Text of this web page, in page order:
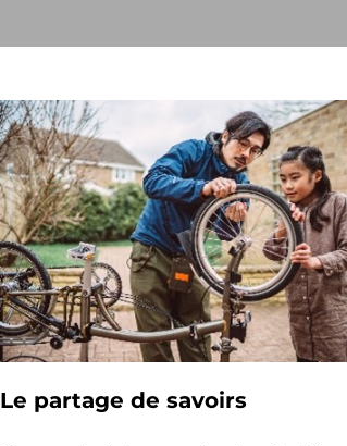
Le partage de savoirs